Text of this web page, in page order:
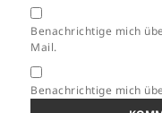
Benachrichtige mich
Mail.
Benachrichtige mich